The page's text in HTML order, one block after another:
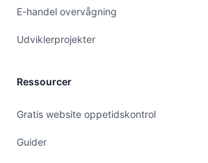
E-handel overvågning
Udviklerprojekter
Ressourcer
Gratis website oppetidskontrol
Guider